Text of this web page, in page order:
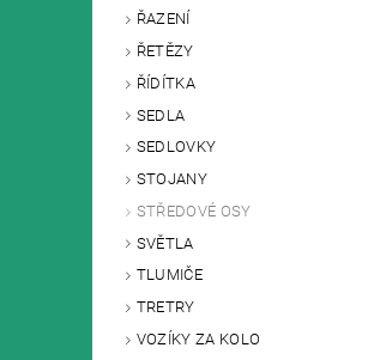
ŘAZENÍ
ŘETĚZY
ŘÍDÍTKA
SEDLA
SEDLOVKY
STOJANY
STŘEDOVÉ OSY
SVĚTLA
TLUMIČE
TRETRY
VOZÍKY ZA KOLO